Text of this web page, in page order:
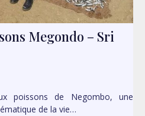
Megondo – Sri
poissons de Negombo, une
de la vie…